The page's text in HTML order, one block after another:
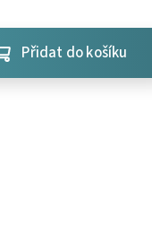
Přidat do košíku